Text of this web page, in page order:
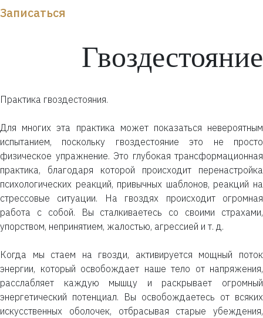
Записаться
Гвоздестояние
Практика гвоздестояния.
Для многих эта практика может показаться невероятным
испытанием, поскольку гвоздестояние это не просто
физическое упражнение. Это глубокая трансформационная
практика, благодаря которой происходит перенастройка
психологических реакций, привычных шаблонов, реакций на
стрессовые ситуации. На гвоздях происходит огромная
работа с собой. Вы сталкиваетесь со своими страхами,
упорством, непринятием, жалостью, агрессией и т. д.
Когда мы стаем на гвозди, активируется мощный поток
энергии, который освобождает наше тело от напряжения,
расслабляет каждую мышцу и раскрывает огромный
энергетический потенциал. Вы освобождаетесь от всяких
искусственных оболочек, отбрасывая старые убеждения,